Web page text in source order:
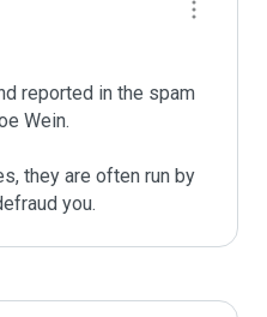
reported in the spam
Wein.
they are often run by
you.